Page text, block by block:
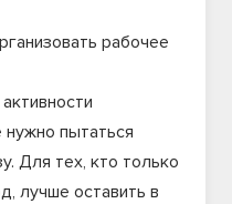
рабочее
нужно пытаться
Для тех, кто только
лучше оставить в